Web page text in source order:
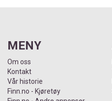
MENY
Om oss
Kontakt
Vår historie
Finn.no - Kjøretøy